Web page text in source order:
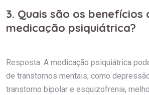
3. Quais são os benefícios
medicação psiquiátrica?
Resposta: A medicação psiquiátrica
de transtornos mentais, como
transtorno bipolar e esquizofrenia,